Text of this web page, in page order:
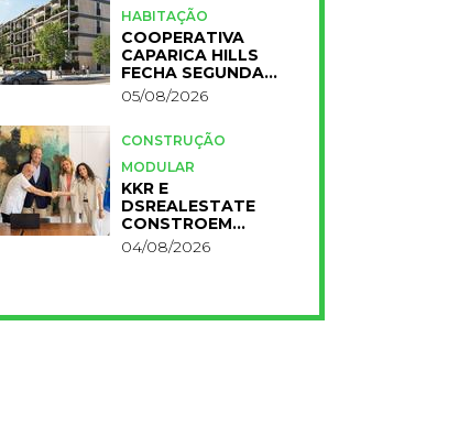
HABITAÇÃO
COOPERATIVA
CAPARICA HILLS
FECHA SEGUNDA
FASE DO PROJETO
05/08/2026
CONSTRUÇÃO
MODULAR
KKR E
DSREALESTATE
CONSTROEM
RESIDÊNCIA
UNIVERSITÁRIA
04/08/2026